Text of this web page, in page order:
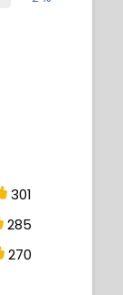
301
285
270